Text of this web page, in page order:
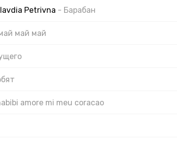
Petrivna - Барабан
май май
amore mi meu coracao